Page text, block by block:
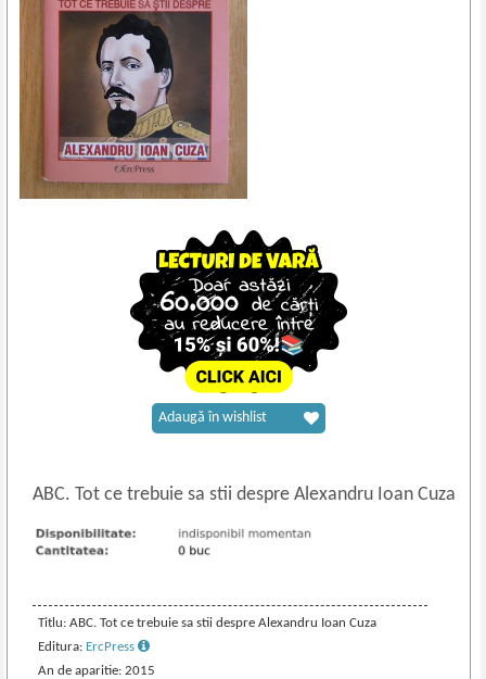
ABC. Tot ce trebuie sa stii despre Alexandru Ioan Cuza
Titlu: ABC. Tot ce trebuie sa stii despre Alexandru Ioan Cuza
Editura: ErcPress
An de aparitie: 2015
Adaugă în wishlist